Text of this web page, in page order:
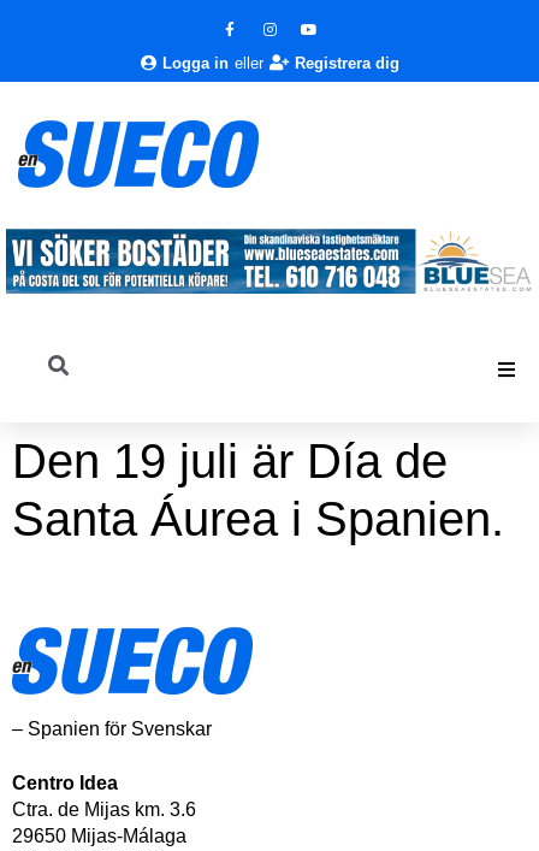
Logga in eller Registrera dig
Den 19 juli är Día de
Santa Áurea i Spanien.
– Spanien för Svenskar
Centro Idea
Ctra. de Mijas km. 3.6
29650 Mijas-Málaga